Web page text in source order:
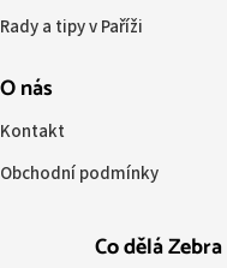
Co dělá
Rady a tipy v Paříži
O nás
Kontakt
Obchodní podmínky